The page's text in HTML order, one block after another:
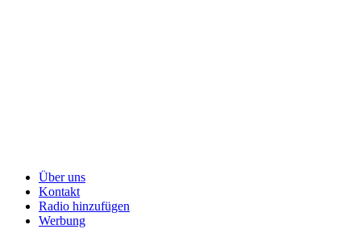
Über uns
Kontakt
Radio hinzufügen
Werbung